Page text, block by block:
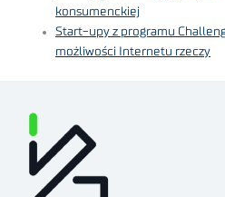
konsumenckiej
Start-upy z programu
możliwości Internetu rzeczy